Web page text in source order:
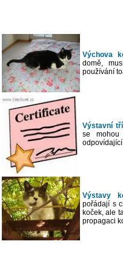
Výchova
domě,
používání
Výstavní
se mohou
odpovídající
Výstavy
pořádají s
koček, ale
propagaci